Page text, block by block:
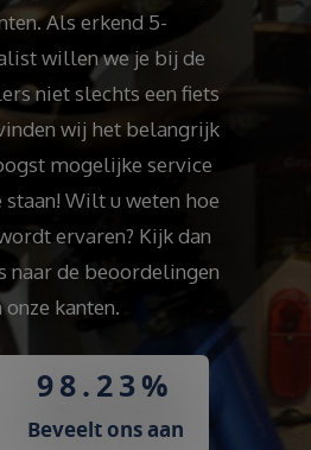
Als erkend 5-
willen we je bij de
niet slechts een fiets
wij het belangrijk
mogelijke service
Wilt u weten hoe
ervaren? Kijk dan
naar de beoordelingen
onze kanten.
98.23%
Beveelt ons aan